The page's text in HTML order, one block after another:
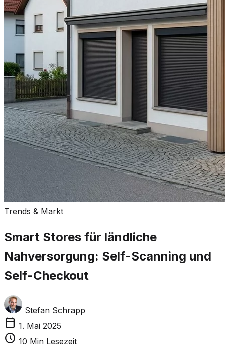
Trends & Markt
Smart Stores für ländliche
Nahversorgung: Self-Scanning und
Self-Checkout
Stefan Schrapp
calendar_today 1. Mai 2025
schedule 10 Min Lesezeit